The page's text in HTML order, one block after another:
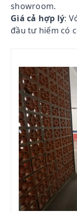
showroom.
Giá cả hợp lý:
đầu tư hiếm có